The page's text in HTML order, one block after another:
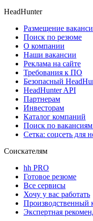
HeadHunter
Размещение
Поиск по резюме
О компании
Наши вакансии
Реклама на сайте
Требования к ПО
Безопасный
HeadHunter API
Партнерам
Инвесторам
Каталог компаний
Поиск по
Сетка: соцсеть для
Соискателям
hh PRO
Готовое резюме
Все сервисы
Хочу у вас работать
Производственный
Экспертная